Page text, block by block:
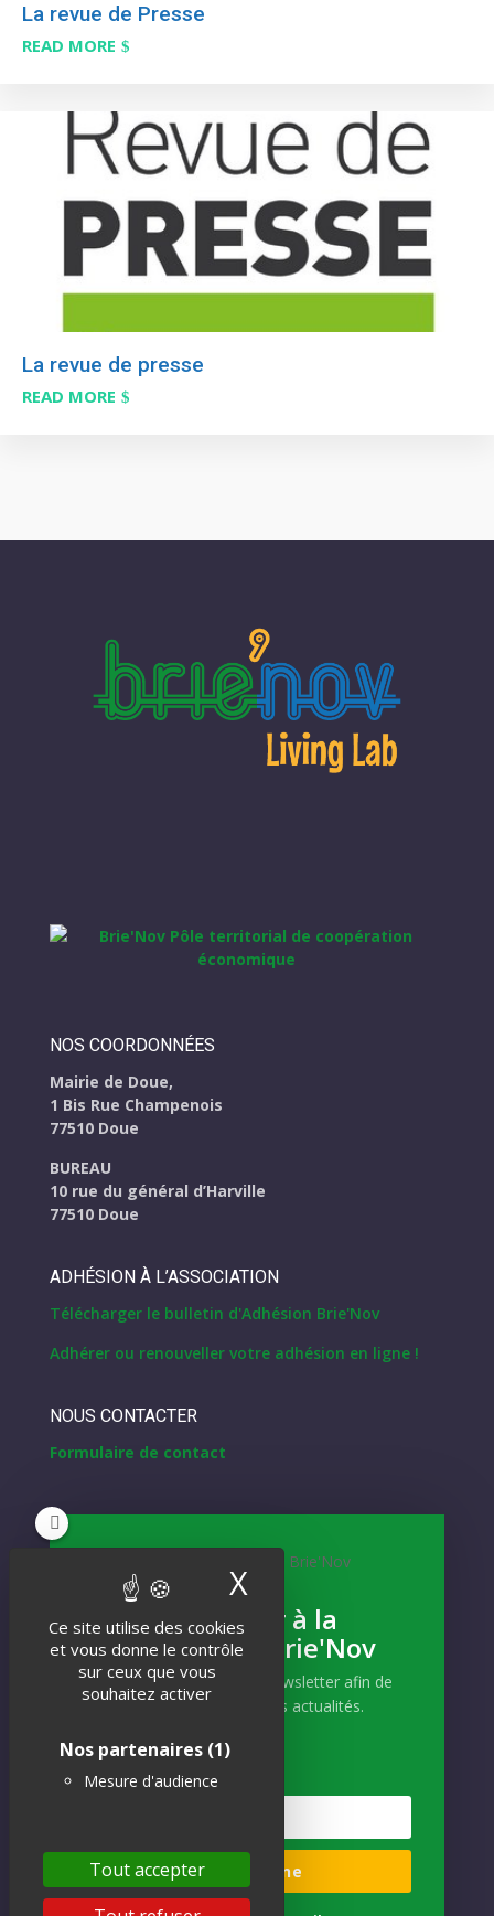
Ce site utilise des cookies
et vous donne le contrôle
sur ceux que vous
souhaitez activer
Nos partenaires (1)
Mesure d'audience
Tout accepter
X Masquer le
La revue de Presse
READ MORE
La revue de presse
READ MORE
NOS COORDONNÉES
Mairie de Doue,
1 Bis Rue Champenois
77510 Doue
BUREAU
10 rue du général d’Harville
77510 Doue
ADHÉSION À L’ASSOCIATION
Télécharger le bulletin d'Adhésion Brie'Nov
Adhérer ou renouveller votre adhésion en ligne !
NOUS CONTACTER
Formulaire de contact
NEWSLETTER
Inscrivez-vous
Et recevez notre actualité !
S'INSCRIRE
S'abonner à la
Newsletter Brie'Nov
Abonnez-vous à notre newsletter afin de
recevoir nos dernières actualités.
Je m'abonne